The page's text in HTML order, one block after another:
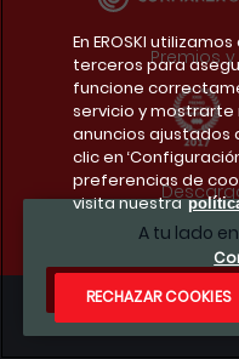
A tu lado
Premios
Condiciones
En EROSKI
terceros para
funcione
servicio y
anuncios ajustados
clic en
preferencias de
visita nuestra
RECHAZAR COOKIES